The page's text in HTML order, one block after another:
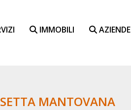
IMMOBILI AZIENDE
MANTOVANA